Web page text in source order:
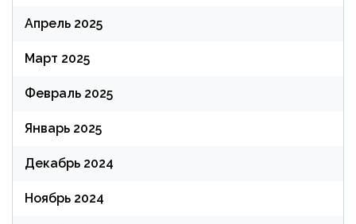
Апрель 2025
Март 2025
Февраль 2025
Январь 2025
Декабрь 2024
Ноябрь 2024